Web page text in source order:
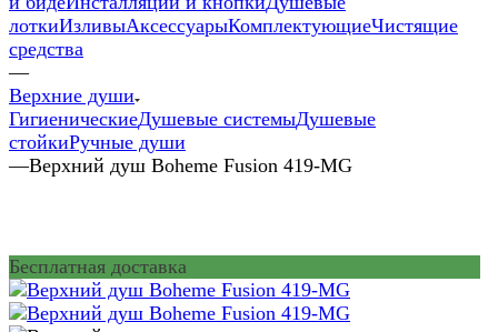
лоткиИзливыАксессуарыКомплектующиеЧистящие
средства
—
Верхние души
ГигиеническиеДушевые системыДушевые
стойкиРучные души
—Верхний душ Boheme Fusion 419-MG
Бесплатная доставка